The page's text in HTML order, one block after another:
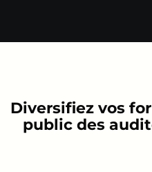
Diversifiez vos
public des